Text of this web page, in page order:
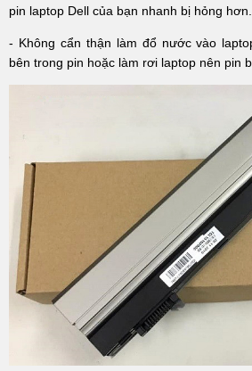
pin laptop Dell của bạn nhanh bị hỏng hơn.
- Không cẩn thận làm đổ nước vào
bên trong pin hoặc làm rơi laptop nên pin